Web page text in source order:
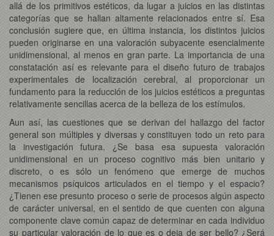
allá de los primitivos estéticos, da lugar a juicios en las distintas
categorías que se hallan altamente relacionados entre sí. Esa
conclusión sugiere que, en última instancia, los distintos juicios
pueden originarse en una valoración subyacente esencialmente
unidimensional, al menos en gran parte. La importancia de una
constatación así es relevante para el diseño futuro de trabajos
experimentales de localización cerebral, al proporcionar un
fundamento para la reducción de los juicios estéticos a preguntas
relativamente sencillas acerca de la belleza de los estímulos.
Aun así, las cuestiones que se derivan del hallazgo del factor
general son múltiples y diversas y constituyen todo un reto para
la investigación futura. ¿Se basa esa supuesta valoración
unidimensional en un proceso cognitivo más bien unitario y
discreto, o es sólo un fenómeno que emerge de muchos
mecanismos psíquicos articulados en el tiempo y el espacio?
¿Tienen ese presunto proceso o serie de procesos algún aspecto
de carácter universal, en el sentido de que cuenten con alguna
componente clave común capaz de determinar en cada individuo
su particular valoración de lo que es o deja de ser bello? ¿Será